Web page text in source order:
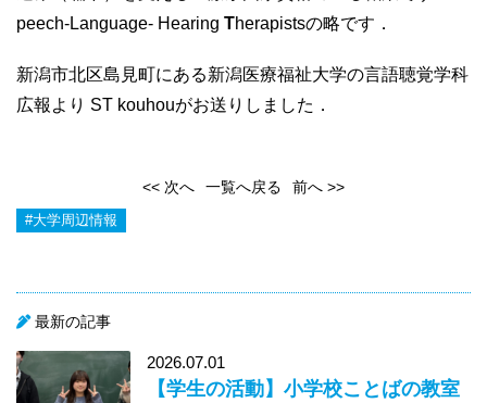
peech-Language- Hearing Therapistsの略です．
新潟市北区島見町にある新潟医療福祉大学の言語聴覚学科
広報より ST kouhouがお送りしました．
<< 次へ 一覧へ戻る 前へ >>
#大学周辺情報
最新の記事
2026.07.01
【学生の活動】小学校ことばの教室